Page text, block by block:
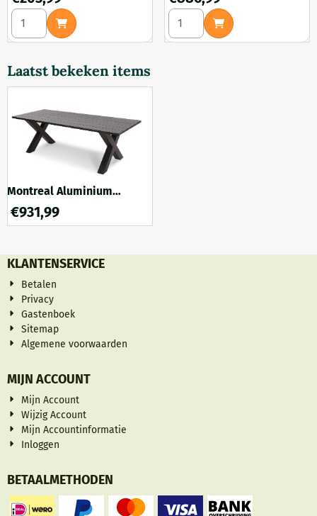
naar je buitenruimte voor een
verfijnde en stedelijke look.
Aantal kiezen voor Rhys Cement Outdoor Dining Table
Light en creëer een stijlvolle
en praktische
buitenomgeving. De
Aantal kiezen voor Renzo
Laatst bekeken items
Montreal Aluminium
Outdoor Table - Grey
€931,99
KLANTENSERVICE
Betalen
Privacy
Gastenboek
Sitemap
Algemene voorwaarden
MIJN ACCOUNT
Mijn Account
Wijzig Account
Mijn Accountinformatie
Inloggen
BETAALMETHODEN